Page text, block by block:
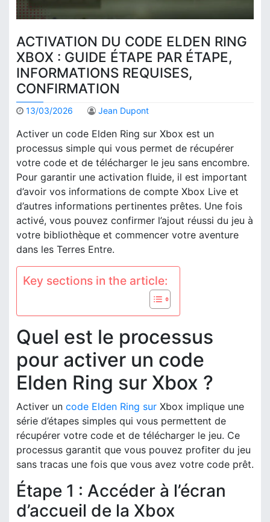
ACTIVATION DU CODE ELDEN RING
XBOX : GUIDE ÉTAPE PAR ÉTAPE,
INFORMATIONS REQUISES,
CONFIRMATION
13/03/2026 Jean Dupont
Activer un code Elden Ring sur Xbox est un
processus simple qui vous permet de récupérer
votre code et de télécharger le jeu sans encombre.
Pour garantir une activation fluide, il est important
d’avoir vos informations de compte Xbox Live et
d’autres informations pertinentes prêtes. Une fois
activé, vous pouvez confirmer l’ajout réussi du jeu à
votre bibliothèque et commencer votre aventure
dans les Terres Entre.
Key sections in the article:
Quel est le processus
pour activer un code
Elden Ring sur Xbox ?
Activer un code Elden Ring sur Xbox implique une
série d’étapes simples qui vous permettent de
récupérer votre code et de télécharger le jeu. Ce
processus garantit que vous pouvez profiter du jeu
sans tracas une fois que vous avez votre code prêt.
Étape 1 : Accéder à l’écran
d’accueil de la Xbox